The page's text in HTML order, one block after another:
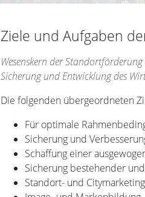
Ziele und Aufgaben
Wesenskern der
Sicherung und Entwicklung des
Die folgenden übergeordneten
Für optimale
Sicherung und
Schaffung einer
Sicherung bestehender
Standort- und Citymarketing